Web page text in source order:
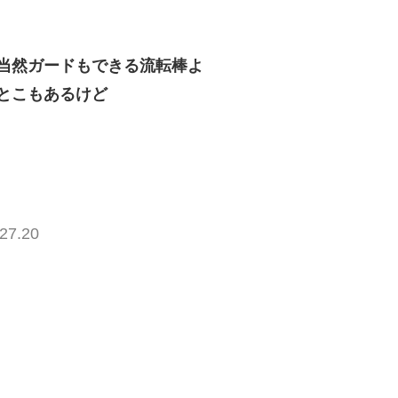
然ガードもできる流転棒よ
こもあるけど